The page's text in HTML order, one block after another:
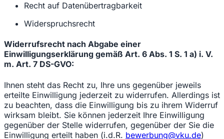
Recht auf Datenübertragbarkeit
Widerspruchsrecht
Widerrufsrecht nach Abgabe einer
Einwilligungserklärung gemäß Art. 6 Abs. 1 S. 1 a) i. V.
m. Art. 7 DS-GVO:
Ihnen steht das Recht zu, Ihre uns gegenüber jeweils
erteilte Einwilligung jederzeit zu widerrufen. Allerdings ist
zu beachten, dass die Einwilligung bis zu ihrem Widerruf
wirksam bleibt. Sie können jederzeit Ihre Einwilligung
gegenüber der Stelle widerrufen, gegenüber der Sie die
Einwilligung erteilt haben (i.d.R. bewerbung@vku.de)